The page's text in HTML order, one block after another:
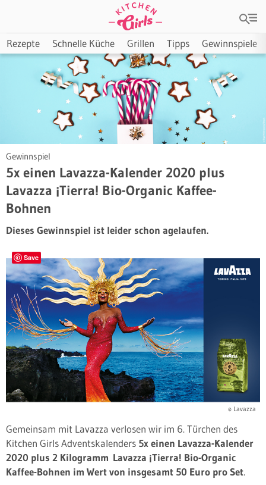
Rezepte Schnelle Küche Grillen Tipps Gewinnspiele
Gewinnspiel
5x einen Lavazza-Kalender 2020 plus
Lavazza ¡Tierra! Bio-Organic Kaffee-
Bohnen
Dieses Gewinnspiel ist leider schon agelaufen.
Save
© Lavazza
Gemeinsam mit Lavazza verlosen wir im 6. Türchen des
Kitchen Girls Adventskalenders 5x einen Lavazza-Kalender
2020 plus 2 Kilogramm Lavazza ¡Tierra! Bio-Organic
Kaffee-Bohnen im Wert von insgesamt 50 Euro pro Set.